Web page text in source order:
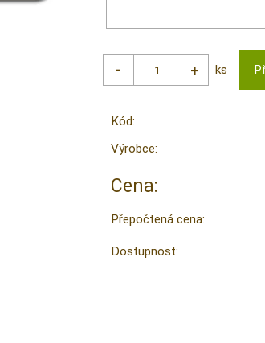
ks
Kód:
Výrobce:
Cena:
Přepočtená cena:
Dostupnost: